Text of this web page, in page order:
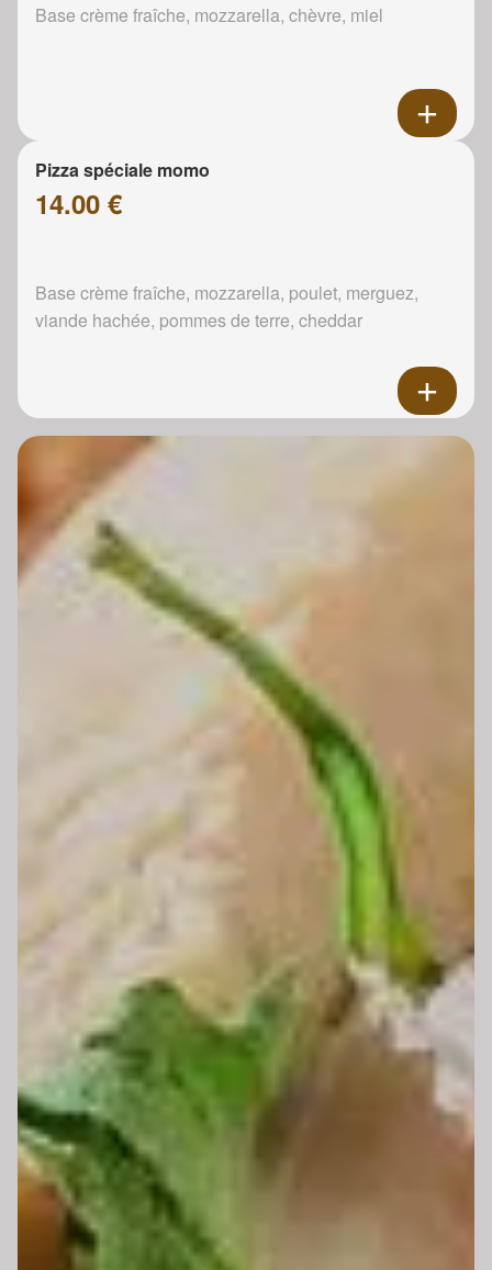
Base crème fraîche, mozzarella, chèvre, miel
Pizza spéciale momo
14.00 €
Base crème fraîche, mozzarella, poulet, merguez,
viande hachée, pommes de terre, cheddar